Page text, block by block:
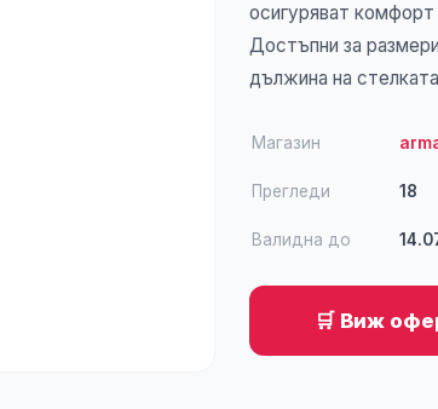
осигуряват комфорт
Достъпни за
дължина на
Магазин
Прегледи 18
Валидна до
🛒 Виж